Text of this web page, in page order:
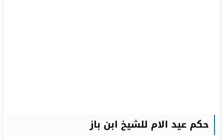
حكم عيد الام للشيخ ابن باز